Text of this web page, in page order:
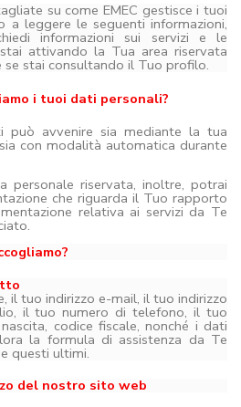
su come EMEC gestisce i tuoi
a leggere le seguenti informazioni,
informazioni sui servizi e le
attivando la Tua area riservata
se stai consultando il Tuo profilo.
i tuoi dati personali?
può avvenire sia mediante la tua
con modalità automatica durante
personale riservata, inoltre, potrai
che riguarda il Tuo rapporto
relativa ai servizi da Te
il tuo indirizzo e-mail, il tuo indirizzo
il tuo numero di telefono, il tuo
codice fiscale, nonché i dati
la formula di assistenza da Te
questi ultimi.
del nostro sito web